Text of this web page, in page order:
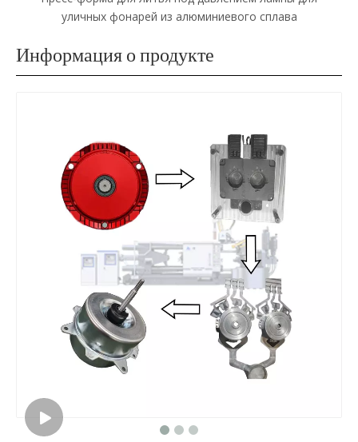
давлением двигателя из алюминиевого сплава
Информация о продукте